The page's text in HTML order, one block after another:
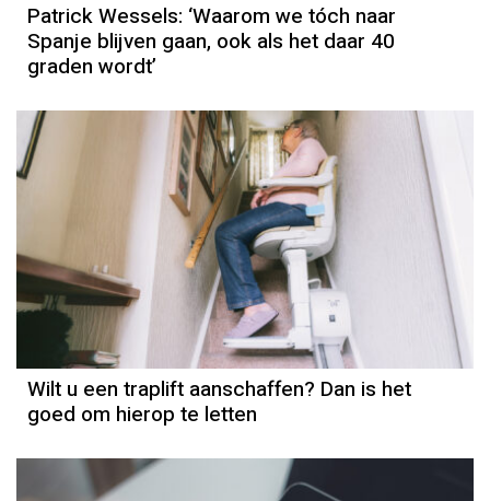
Patrick Wessels: ‘Waarom we tóch naar
Spanje blijven gaan, ook als het daar 40
graden wordt’
Wilt u een traplift aanschaffen? Dan is het
goed om hierop te letten